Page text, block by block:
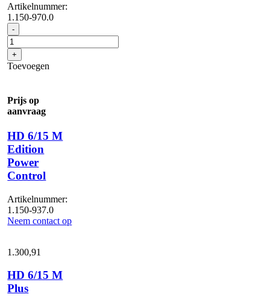
Artikelnummer:
1.150-970.0
- HD
6/15
M
Cage
aantal
+
Toevoegen
Prijs op
aanvraag
HD 6/15 M
Edition
Power
Control
Artikelnummer:
1.150-937.0
Neem contact op
1.300,91
HD 6/15 M
Plus